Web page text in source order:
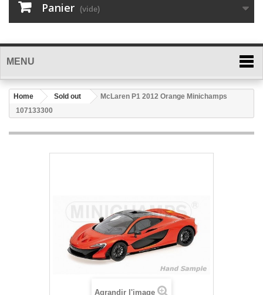
Panier (vide)
MENU
Home Sold out
McLaren P1 2012 Orange Minichamps
107133300
Agrandir l'image